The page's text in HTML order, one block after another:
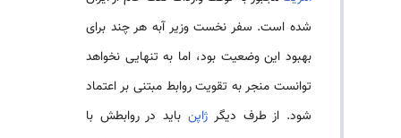
شده است. سفر نخست وزیر آبه هر چند برای
بهبود این وضعیت بود، اما به تنهایی نخواهد
توانست منجر به تقویت روابط مبتنی بر اعتماد
شود. از طرف دیگر ژاپن باید در روابطش با